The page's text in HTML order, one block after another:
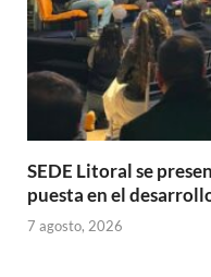
SEDE Litoral se
puesta en el
7 agosto, 2026